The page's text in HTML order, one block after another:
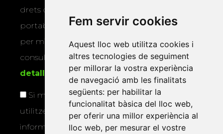
Fem servir cookies
Aquest lloc web utilitza cookies i
altres tecnologies de seguiment
per millorar la vostra experiència
de navegació amb les finalitats
següents: per habilitar la
funcionalitat bàsica del lloc web,
per oferir una millor experiència al
lloc web, per mesurar el vostre
drets d’accés, rectificació, supressió,
portabilitat, limitació o oposició al tractament
per mitjans físics o electrònics. Podeu
consultar la
informació addicional i
detallada sobre protecció de dades.
Si marqueu aquesta casella, consentiu que
utilitzem les vostres dades per a enviar-vos
informació sobre els actes i activitats que